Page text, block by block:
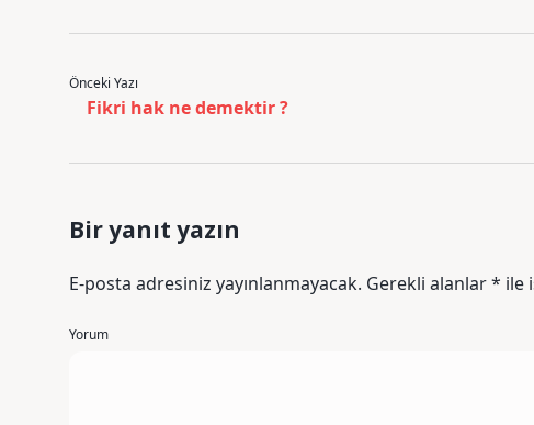
Önceki Yazı
Fikri hak ne demektir ?
Bir yanıt yazın
E-posta adresiniz yayınlanmayacak. Gerekli alanlar* ile
Yorum